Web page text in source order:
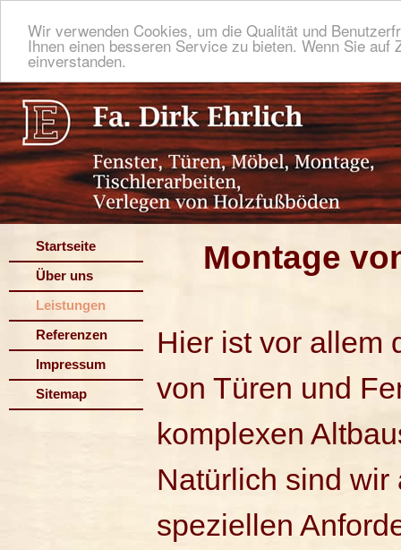
Wir verwenden Cookies, um die Qualität und
Ihnen einen besseren Service zu bieten. Wenn Sie
einverstanden.
Startseite
Über uns
Leistungen
Referenzen
Impressum
Sitemap
Montage
Hier ist vor allem
von Türen und
komplexen
Natürlich sind wir
speziellen